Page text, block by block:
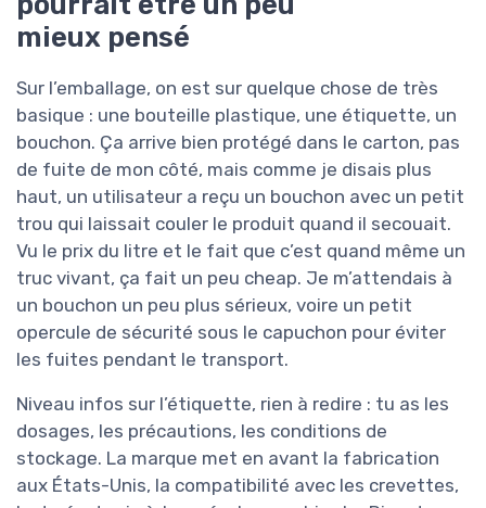
mieux pensé
Sur l’emballage, on est sur quelque chose de très
basique : une bouteille plastique, une étiquette, un
bouchon. Ça arrive bien protégé dans le carton, pas
de fuite de mon côté, mais comme je disais plus
haut, un utilisateur a reçu un bouchon avec un petit
trou qui laissait couler le produit quand il secouait.
Vu le prix du litre et le fait que c’est quand même un
truc vivant, ça fait un peu cheap. Je m’attendais à
un bouchon un peu plus sérieux, voire un petit
opercule de sécurité sous le capuchon pour éviter
les fuites pendant le transport.
Niveau infos sur l’étiquette, rien à redire : tu as les
dosages, les précautions, les conditions de
stockage. La marque met en avant la fabrication
aux États-Unis, la compatibilité avec les crevettes,